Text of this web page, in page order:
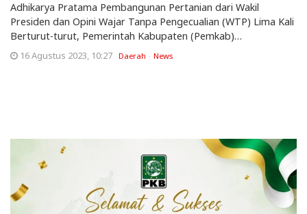
Adhikarya Pratama Pembangunan Pertanian dari Wakil
Presiden dan Opini Wajar Tanpa Pengecualian (WTP) Lima Kali
Berturut-turut, Pemerintah Kabupaten (Pemkab)…
16 Agustus 2023, 10:27 Daerah News